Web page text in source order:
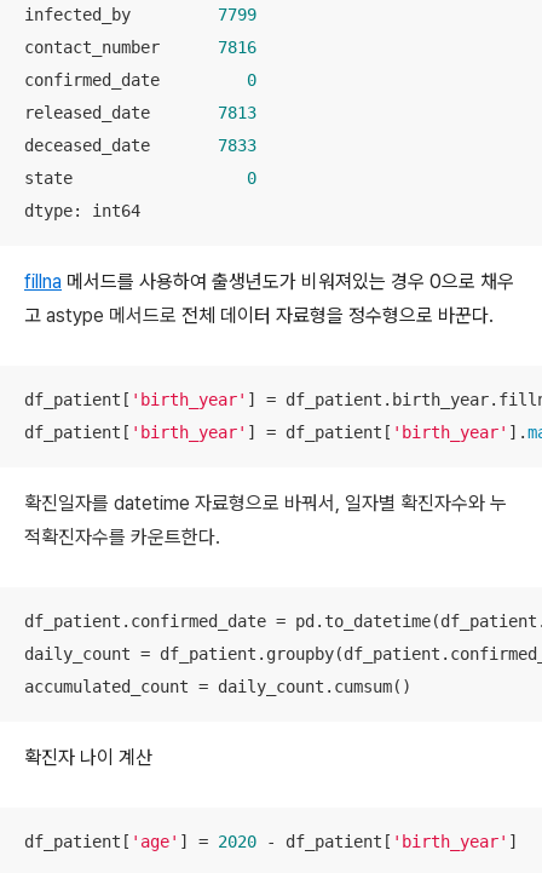
infected_by 7799
contact_number 7816
confirmed_date 0
released_date 7813
deceased_date 7833
state 0
dtype: int64
fillna 메서드를 사용하여 출생년도가 비워져있는 경우 0으로 채우
고 astype 메서드로 전체 데이터 자료형을 정수형으로 바꾼다.
df_patient[ 'birth_year' ] =
df_patient[ 'birth_year' ] = df_patient[ 'birth_year' ].
확진일자를 datetime 자료형으로 바꿔서, 일자별 확진자수와 누
적확진자수를 카운트한다.
df_patient.confirmed_date =
daily_count =
accumulated_count = daily_count.cumsum()
확진자 나이 계산
df_patient[ 'age' ] = 2020 - df_patient[ 'birth_year' ]